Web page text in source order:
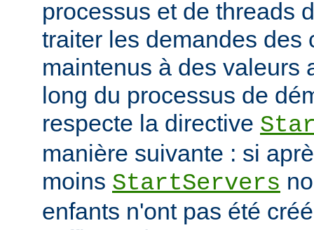
processus et de threads
traiter les demandes des
maintenus à des valeurs
long du processus de
respecte la directive
manière suivante : si
moins StartServers
enfants n'ont pas été